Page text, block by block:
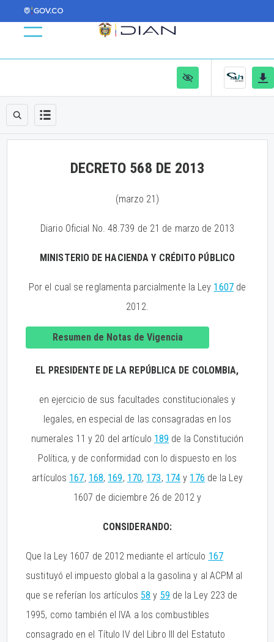
DECRETO 568 DE 2013
(marzo 21)
Diario Oficial No. 48.739 de 21 de marzo de 2013
MINISTERIO DE HACIENDA Y CRÉDITO PÚBLICO
Por el cual se reglamenta parcialmente la Ley 1607de
2012.
Resumen de Notas de Vigencia
EL PRESIDENTE DE LA REPÚBLICA DE COLOMBIA,
en ejercicio de sus facultades constitucionales y
legales, en especial de las consagradas en los
numerales 11 y 20 del artículo 189 de la Constitución
Política, y de conformidad con lo dispuesto en los
artículos 167, 168, 169, 170, 173, 174 y 176 de la Ley
1607 de diciembre 26 de 2012 y
CONSIDERANDO:
Que la Ley 1607 de 2012 mediante el artículo 167
sustituyó el impuesto global a la gasolina y al ACPM al
que se referían los artículos 58 y 59 de la Ley 223 de
1995, como también el IVA a los combustibles
consagrado en el Título IV del Libro III del Estatuto